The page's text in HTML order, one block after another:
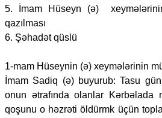
5. İmam Hüseyn (ə)
qazılması
6. Şəhadət qüslü
1-mam Hüseynin (ə) xeymələrinin
İmam Sadiq (ə) buyurub: Tasu
onun ətrafında olanlar Kərbəlada
qoşunu o həzrəti öldürmk üçün